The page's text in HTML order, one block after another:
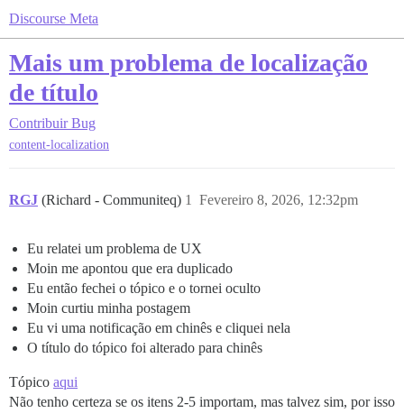
Discourse Meta
Mais um problema de localização
de título
Contribuir Bug
content-localization
RGJ (Richard - Communiteq) Fevereiro 8, 2026, 12:32pm
1
Eu relatei um problema de UX
Moin me apontou que era duplicado
Eu então fechei o tópico e o tornei oculto
Moin curtiu minha postagem
Eu vi uma notificação em chinês e cliquei nela
O título do tópico foi alterado para chinês
Tópico aqui
Não tenho certeza se os itens 2-5 importam, mas talvez sim, por isso